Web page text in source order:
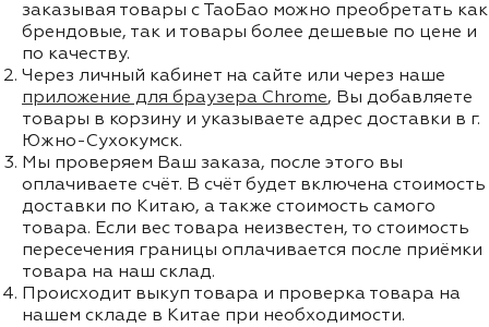
заказывая товары с ТаоБао можно преобретать как
брендовые, так и товары более дешевые по цене и
по качеству.
Через личный кабинет на сайте или через наше
приложение для браузера Chrome, Вы добавляете
товары в корзину и указываете адрес доставки в г.
Южно-Сухокумск.
Мы проверяем Ваш заказа, после этого вы
оплачиваете счёт. В счёт будет включена стоимость
доставки по Китаю, а также стоимость самого
товара. Если вес товара неизвестен, то стоимость
пересечения границы оплачивается после приёмки
товара на наш склад.
Происходит выкуп товара и проверка товара на
нашем складе в Китае при необходимости.